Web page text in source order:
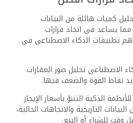
التنبؤ بالأعطال المحتملة
التاريخية، مما يساهم في
المبنى.
لتطبيقات الجوال التي تعتمد
حياة المستأجرين من خلال توفير
والدفع الإلكتروني والحصول
الاصطناعي تحليل أداء
للملاك حول العائد على
إلى تحسين.